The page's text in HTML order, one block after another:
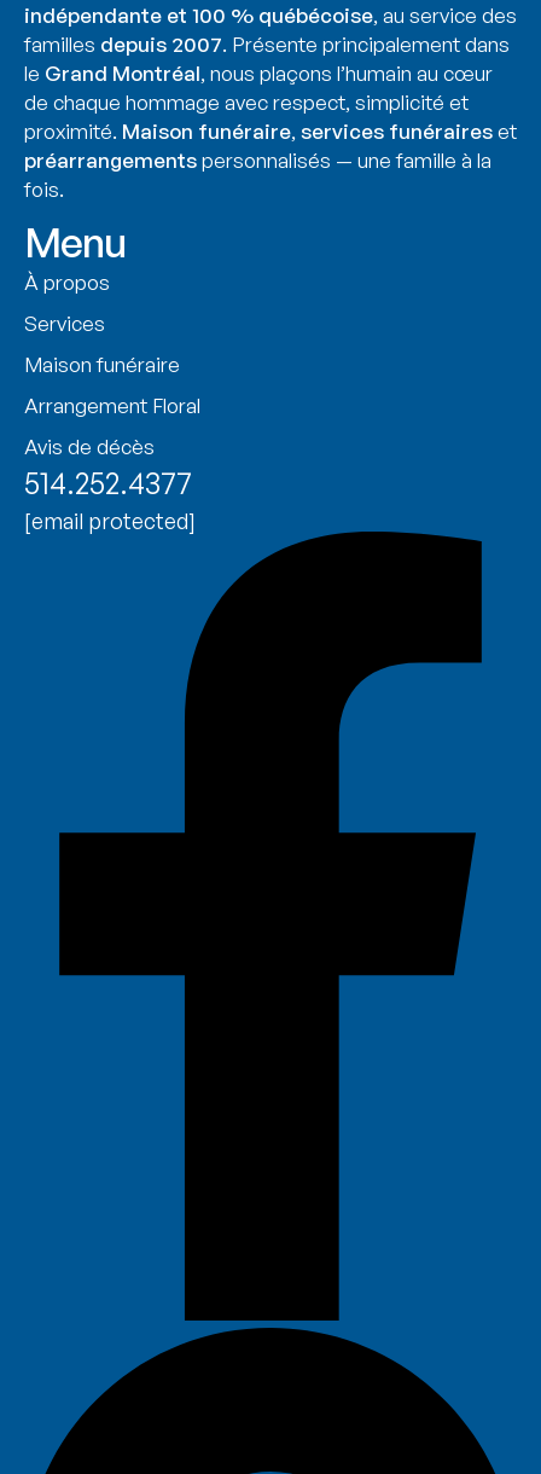
indépendante et 100 % québécoise, au service des
familles depuis 2007. Présente principalement dans
le Grand Montréal, nous plaçons l’humain au cœur
de chaque hommage avec respect, simplicité et
proximité. Maison funéraire, services funéraireset
préarrangementspersonnalisés — une famille à la
fois.
Menu
À propos
Services
Maison funéraire
Arrangement Floral
Avis de décès
514.252.4377
[email protected]